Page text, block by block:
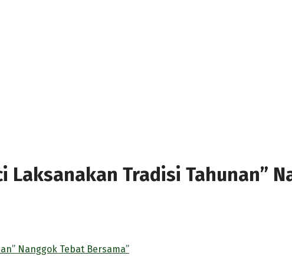
Laksanakan Tradisi Tahunan”